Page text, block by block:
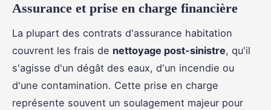
Assurance et prise en charge financière
La plupart des contrats d'assurance habitation
couvrent les frais de nettoyage post-sinistre, qu'il
s'agisse d'un dégât des eaux, d'un incendie ou
d'une contamination. Cette prise en charge
représente souvent un soulagement majeur pour